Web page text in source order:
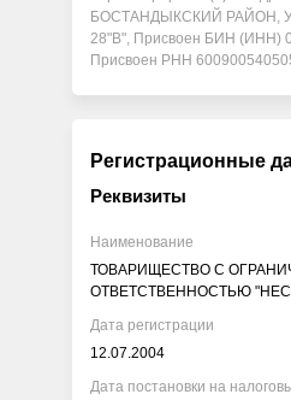
БОСТАНДЫКСКИЙ РАЙОН,
28"В", Присвоен БИН (ИНН) 040740000547,
Присвоен РНН
Регистрационные
Реквизиты
Наименование
ТОВАРИЩЕСТВО С
ОТВЕТСТВЕННОСТЬЮ
Дата регистрации
12.07.2004
Дата постановки на